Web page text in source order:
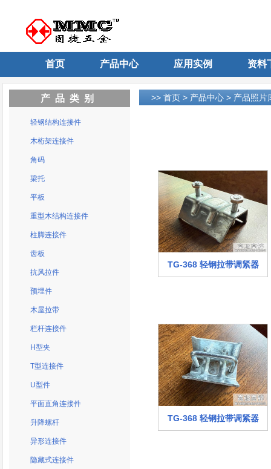
首页 产品中心 应用实例 资料
>> 首页 > 产品中心 > 产品照片
TG-368 轻钢拉带调紧器
TG-368 轻钢拉带调紧器
产品类别
轻钢结构连接件
木桁架连接件
角码
梁托
平板
重型木结构连接件
柱脚连接件
齿板
抗风拉件
预埋件
木屋拉带
栏杆连接件
H型夹
T型连接件
U型件
平面直角连接件
升降螺杆
异形连接件
隐藏式连接件